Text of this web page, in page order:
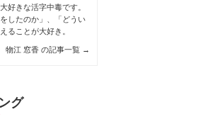
好きな活字中毒です。
したのか」、「どうい
ることが大好き。
物江 窓香 の記事一覧 →
グ